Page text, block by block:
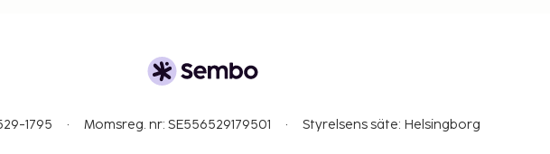
(tilläggsavgifter
1795 Momsreg. nr: SE556529179501 Styrelsens säte: Helsingborg